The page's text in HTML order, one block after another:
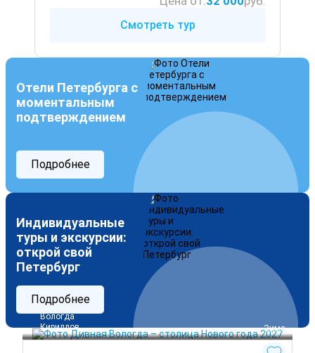
Смотреть тур
Отели Петербурга с
моментальным
подтверждением
Подробнее
Индивидуальные
туры и экскурсии:
открой свой
Петербург
Подробнее
Вологда
Кириллов
Зима